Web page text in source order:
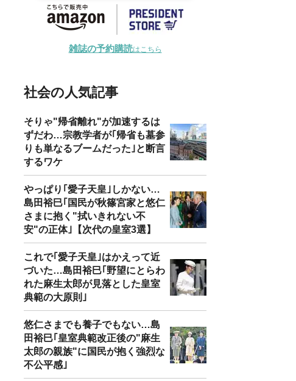
雑誌の予約購読はこちら
社会の人気記事
そりゃ"帰省離れ"が加速するは
ずだわ…宗教学者が｢帰省も墓参
りも単なるブームだった｣と断言
するワケ
やっぱり｢愛子天皇｣しかない…
島田裕巳｢国民が秋篠宮家と悠仁
さまに抱く"拭いきれない不
安"の正体｣【次代の皇室3選】
これで｢愛子天皇｣はかえって近
づいた…島田裕巳｢野望にとらわ
れた麻生太郎が見落とした皇室
典範の大原則｣
悠仁さまでも養子でもない…島
田裕巳｢皇室典範改正後の"麻生
太郎の親族"に国民が抱く強烈な
不公平感｣